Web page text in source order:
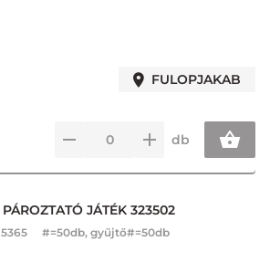
FULOPJAKAB
db
PÁROZTATÓ JÁTÉK 323502
#=50db, gyűjtő#=50db